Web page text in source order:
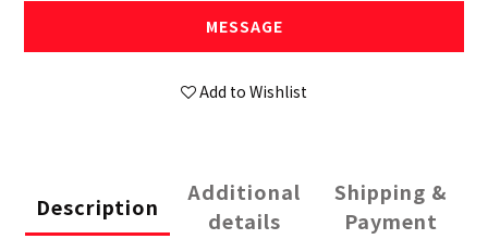
MESSAGE
Add to Wishlist
Description
Additional
details
Shipping &
Payment